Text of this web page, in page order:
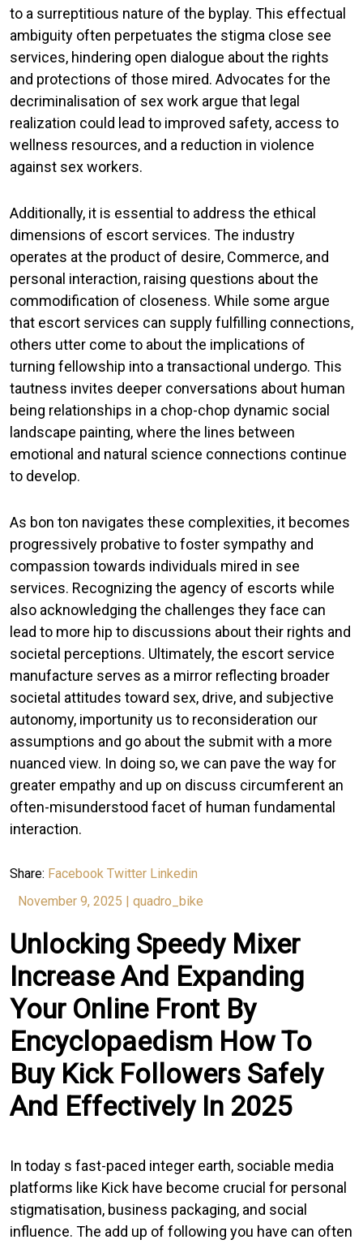
to a surreptitious nature of the byplay. This effectual
ambiguity often perpetuates the stigma close see
services, hindering open dialogue about the rights
and protections of those mired. Advocates for the
decriminalisation of sex work argue that legal
realization could lead to improved safety, access to
wellness resources, and a reduction in violence
against sex workers.
Additionally, it is essential to address the ethical
dimensions of escort services. The industry
operates at the product of desire, Commerce, and
personal interaction, raising questions about the
commodification of closeness. While some argue
that escort services can supply fulfilling connections,
others utter come to about the implications of
turning fellowship into a transactional undergo. This
tautness invites deeper conversations about human
being relationships in a chop-chop dynamic social
landscape painting, where the lines between
emotional and natural science connections continue
to develop.
As bon ton navigates these complexities, it becomes
progressively probative to foster sympathy and
compassion towards individuals mired in see
services. Recognizing the agency of escorts while
also acknowledging the challenges they face can
lead to more hip to discussions about their rights and
societal perceptions. Ultimately, the escort service
manufacture serves as a mirror reflecting broader
societal attitudes toward sex, drive, and subjective
autonomy, importunity us to reconsideration our
assumptions and go about the submit with a more
nuanced view. In doing so, we can pave the way for
greater empathy and up on discuss circumferent an
often-misunderstood facet of human fundamental
interaction.
Share: Facebook Twitter Linkedin
November 9, 2025 | quadro_bike
Unlocking Speedy Mixer
Increase And Expanding
Your Online Front By
Encyclopaedism How To
Buy Kick Followers Safely
And Effectively In 2025
In today s fast-paced integer earth, sociable media
platforms like Kick have become crucial for personal
stigmatisation, business packaging, and social
influence. The add up of following you have can often